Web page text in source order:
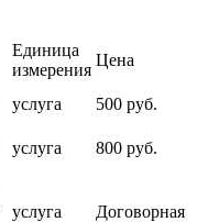
Единица
измерения
Цена
услуга
500 руб.
услуга
800 руб.
услуга Договорная